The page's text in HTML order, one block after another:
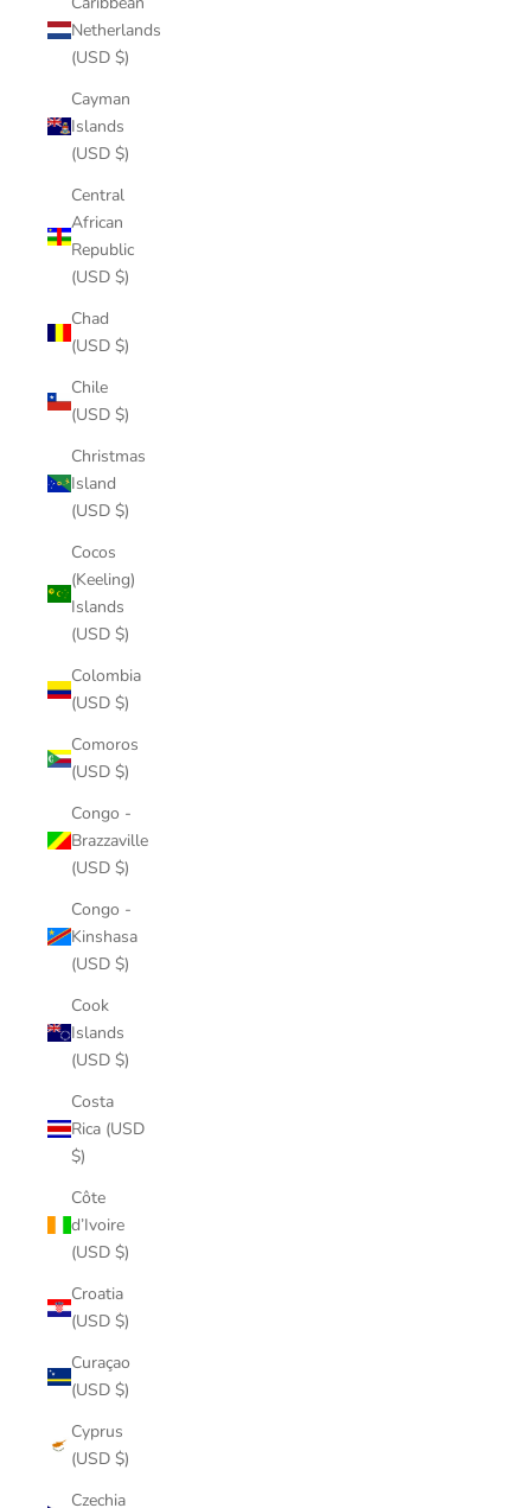
Netherlands
(USD $)
Cayman
Islands
(USD $)
Central
African
Republic
(USD $)
Chad
(USD $)
Chile
(USD $)
Christmas
Island
(USD $)
Cocos
(Keeling)
Islands
(USD $)
Colombia
(USD $)
Comoros
(USD $)
Congo -
Brazzaville
(USD $)
Congo -
Kinshasa
(USD $)
Cook
Islands
(USD $)
Costa
Rica (USD
$)
Côte
d’Ivoire
(USD $)
Croatia
(USD $)
Curaçao
(USD $)
Cyprus
(USD $)
Czechia